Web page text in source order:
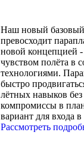
Наш новый базовый
превосходит
новой
чувством полёта в
технологиями.
быстро
лётных навыков
компромиссы в
вариант для входа
Рассмотреть